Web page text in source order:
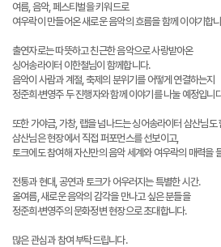
여름, 음악, 페스티벌을 키워드로
여우락이 만들어온 새로운 음악의 흐름을 함께 이야기합
출연자로는 따뜻하고 친근한 음악으로 사랑받아온
싱어송라이터 이한철님이 함께합니다.
음악이 사람과 계절, 축제의 분위기를 어떻게 연결하는지
정준희·변영주 두 진행자와 함께 이야기를 나눌 예정입니
또한 가야금, 가창, 랩을 넘나드는 싱어송라이터 삼산님도
삼산님은 현장에서 직접 퍼포먼스를 선보이고,
토크에도 참여해 자신만의 음악 세계와 여우락의 매력을
전통과 현대, 공연과 토크가 어우러지는 특별한 시간.
올여름, 새로운 음악의 감각을 만나고 싶은 분들을
정준희·변영주의 문화정변 현장으로 초대합니다.
많은 관심과 참여 부탁드립니다.